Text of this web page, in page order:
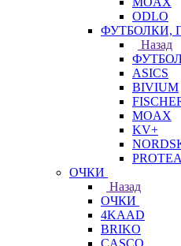
ODLO
ФУТБОЛКИ,
Назад
ASICS
BIVIUM
MOAX
KV+
ОЧКИ
Назад
ОЧКИ
4KAAD
BRIKO
CASCO